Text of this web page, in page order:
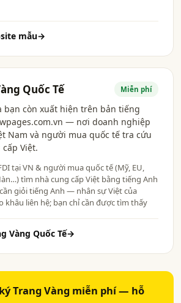
mẫu→
Quốc Tế Miễn phí
bạn còn xuất hiện trên bản tiếng
— nơi doanh nghiệp
Nam và người mua quốc tế tra cứu
Việt.
tại VN & người mua quốc tế (Mỹ, EU,
tìm nhà cung cấp Việt bằng tiếng Anh
giỏi tiếng Anh — nhân sự Việt của
khâu liên hệ; bạn chỉ cần được tìm thấy
Vàng Quốc Tế→
Trang Vàng miễn phí — hỗ